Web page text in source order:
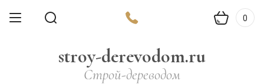
0
stroy-derevodom.ru
Строй-дереводом